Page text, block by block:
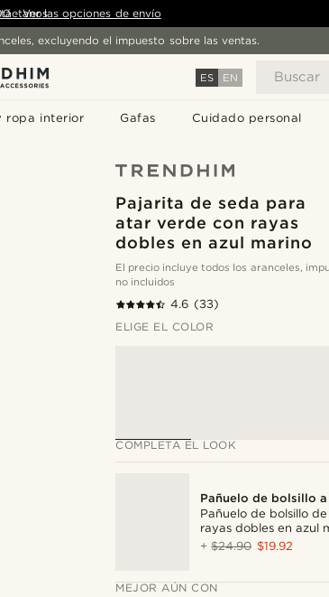
ES EN Buscar
ropa interior Gafas Cuidado personal
- Ver las opciones de envío
excluyendo el impuesto sobre las ventas.
Pajarita de seda para
atar verde con rayas
dobles en azul marino
El precio incluye todos los aranceles,
no incluidos
4.6 (33)
ELIGE EL COLOR
COMPLETA EL LOOK
Pañuelo de bolsillo
Pañuelo de bolsillo
rayas dobles en azul
+$24.90 $19.92
MEJOR AÚN CON